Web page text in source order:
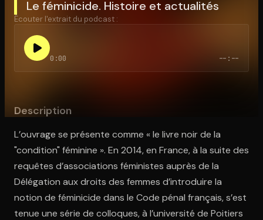
Le féminicide. Histoire et actualités
Écouter l'extrait du podcast :
0:00 --:--
Description
L’ouvrage se présente comme « le livre noir de la
"condition" féminine ». En 2014, en France, à la suite des
requêtes d’associations féministes auprès de la
Délégation aux droits des femmes d’introduire la
notion de féminicide dans le Code pénal français, s’est
tenue une série de colloques, à l’université de Poitiers